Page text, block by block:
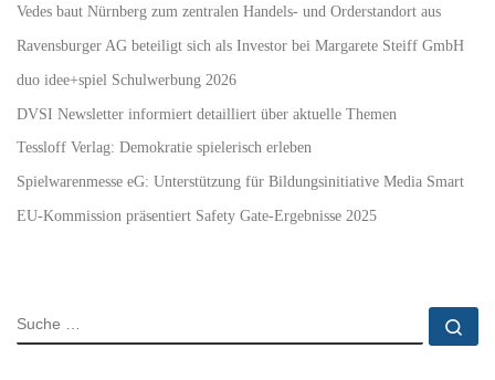
Vedes baut Nürnberg zum zentralen Handels- und Orderstandort aus
Ravensburger AG beteiligt sich als Investor bei Margarete Steiff GmbH
duo idee+spiel Schulwerbung 2026
DVSI Newsletter informiert detailliert über aktuelle Themen
Tessloff Verlag: Demokratie spielerisch erleben
Spielwarenmesse eG: Unterstützung für Bildungsinitiative Media Smart
EU-Kommission präsentiert Safety Gate-Ergebnisse 2025
SUCHE